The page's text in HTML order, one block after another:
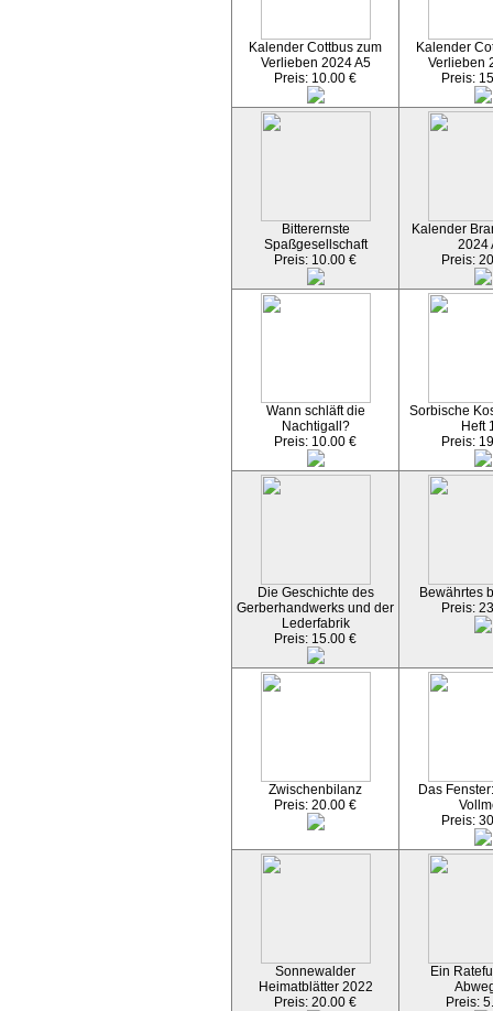
Kalender Cottbus zum
Verlieben 2024 A5
Preis: 10.00 €
Kalender
Verlieben
Preis:
Bitterernste
Spaßgesellschaft
Preis: 10.00 €
Kalender
2024
Preis:
Wann schläft die
Nachtigall?
Preis: 10.00 €
Sorbische
Heft
Preis:
Die Geschichte des
Gerberhandwerks und der
Lederfabrik
Preis: 15.00 €
Bewährtes
Preis:
Zwischenbilanz
Preis: 20.00 €
Das
Preis:
Sonnewalder
Heimatblätter 2022
Preis: 20.00 €
Ein
Preis: